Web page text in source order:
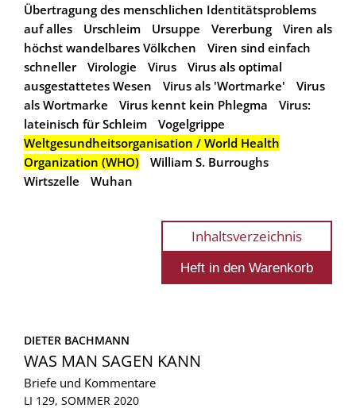
Übertragung des menschlichen Identitätsproblems
auf alles
Urschleim Ursuppe Vererbung
Viren als
höchst wandelbares Völkchen
Viren sind einfach
schneller
Virologie Virus
Virus als optimal
ausgestattetes Wesen
Virus als 'Wortmarke'
Virus
als Wortmarke
Virus kennt kein Phlegma
Virus:
lateinisch für Schleim
Vogelgrippe
Weltgesundheitsorganisation / World Health
Organization (WHO)
William S. Burroughs
Wirtszelle
Wuhan
Inhaltsverzeichnis
DIETER BACHMANN
WAS MAN SAGEN KANN
Briefe und Kommentare
LI 129, SOMMER 2020